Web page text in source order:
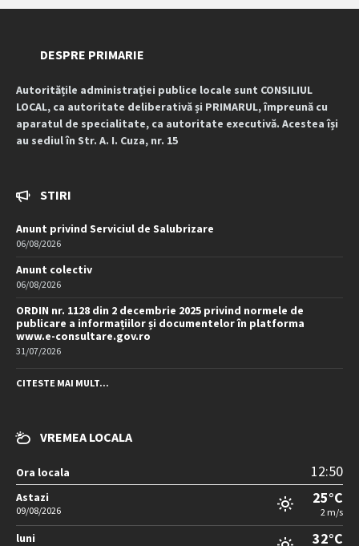
DESPRE PRIMARIE
Autoritățile administrației publice locale sunt CONSILIUL
LOCAL, ca autoritate deliberativă și PRIMARUL, împreună cu
aparatul de specialitate, ca autoritate executivă. Acestea își
au sediul în Str. A. I. Cuza, nr. 15
STIRI
Anunt privind Serviciul de Salubrizare
06/08/2026
Anunt colectiv
06/08/2026
ORDIN nr. 1128 din 2 decembrie 2025 privind normele de
publicare a informațiilor și documentelor în platforma
www.e-consultare.gov.ro
31/07/2026
CITESTE MAI MULT...
VREMEA LOCALA
Ora locala 12:50
Astazi
09/08/2026
25°C
2 m/s
luni 32°C